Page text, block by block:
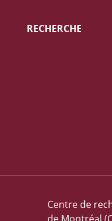
RECHERCHE
Centre de